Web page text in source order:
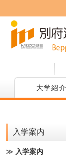
大学紹介
入学案内
≫ 入学案内